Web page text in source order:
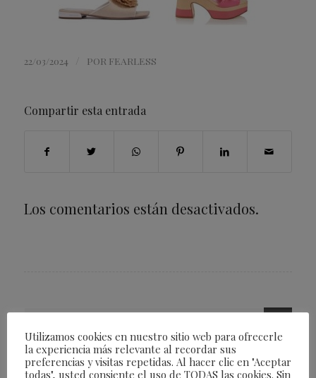
22/03/2024 POR FEARLESS
Compartir esta entrada
Los comentarios están desactivados.
Utilizamos cookies en nuestro sitio web para ofrecerle
la experiencia más relevante al recordar sus
preferencias y visitas repetidas. Al hacer clic en "Aceptar
todas", usted consiente el uso de TODAS las cookies. Sin